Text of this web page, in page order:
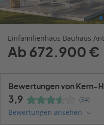
Einfamilienhaus Bauhaus
Ab 672.900 €
Bewertungen von Kern-
3,9 (84)
Bewertungen ansehen